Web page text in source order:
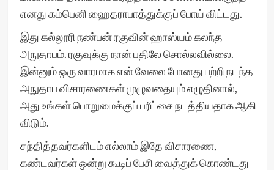
எனது கம்பெனி ஹைதராபாத்துக்குப் போய் விட்டது.
இது கல்லூரி நண்பன் ரகுவின் ஹாஸ்யம் கலந்த
அநுதாபம். ரகுவுக்கு நான் பதிலே சொல்லவில்லை.
இன்னும் ஒரு வாரமாக என் வேலை போனது பற்றி நடந்த
அநுதாப விசாரணைகள் முழுவதையும் எழுதினால்,
அது உங்கள் பொறுமைக்குப் பரீட்சை நடத்தியதாக ஆகி
விடும்.
சந்தித்தவர்களிடம் எல்லாம் இதே விசாரணை,
கண்டவர்கள் ஒன்று கூடிப் பேசி வைத்துக் கொண்டது